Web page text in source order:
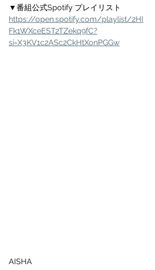
▼番組公式Spotify プレイリスト
https://open.spotify.com/playlist/2HI
Fk1WXceEST2TZekq9fC?
si=X3KV1c2ASc2CkHtXonPGGw
AISHA